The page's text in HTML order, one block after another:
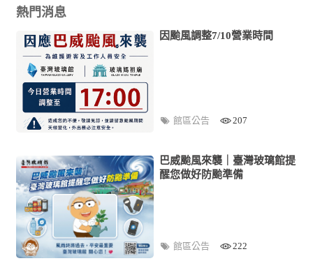
熱門消息
因颱風調整7/10營業時間
館區公告 207
巴威颱風來襲｜臺灣玻璃館提
醒您做好防颱準備
館區公告 222